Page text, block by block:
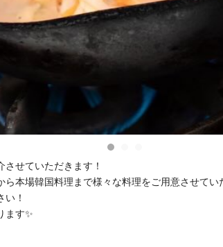
せていただきます！
本場韓国料理まで様々な料理をご用意させてい
い！
ます✨